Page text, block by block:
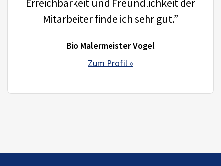
Erreichbarkeit und Freundlichkeit der
Mitarbeiter finde ich sehr gut.”
Bio Malermeister Vogel
Zum Profil »